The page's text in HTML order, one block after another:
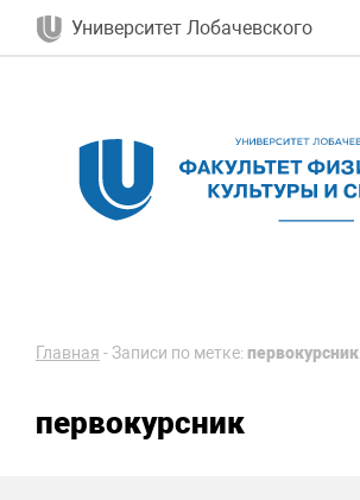
Университет Лобачевского
Главная -Записи по метке: первокурсник
первокурсник